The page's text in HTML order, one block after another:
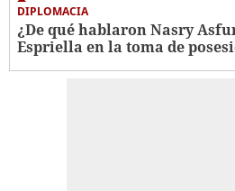
DIPLOMACIA
¿De qué hablaron Nasry
Espriella en la toma de